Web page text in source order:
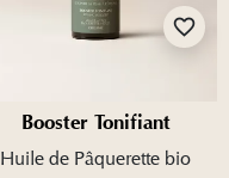
favorite_border
Booster Tonifiant
Huile de Pâquerette bio